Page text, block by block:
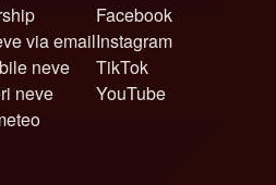
via email
neve
neve
Facebook
Instagram
TikTok
YouTube